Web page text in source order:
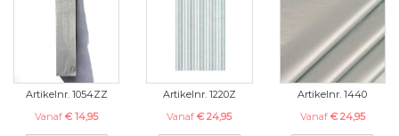
Artikelnr. 1054ZZ
Vanaf€ 14,95
Artikelnr. 1220Z
Vanaf€ 24,95
Artikelnr. 1440
Vanaf € 24,95